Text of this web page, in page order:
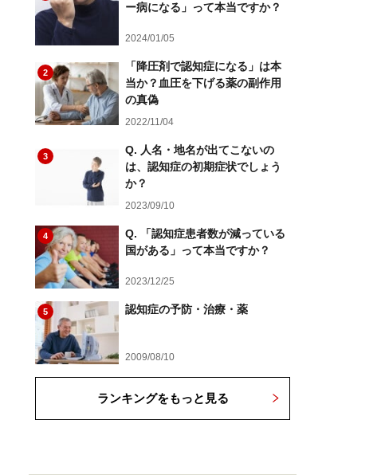
ー病になる」って本当ですか？
2024/01/05
2
「降圧剤で認知症になる」は本
当か？血圧を下げる薬の副作用
の真偽
2022/11/04
3
Q. 人名・地名が出てこないの
は、認知症の初期症状でしょう
か？
2023/09/10
4
Q. 「認知症患者数が減っている
国がある」って本当ですか？
2023/12/25
5 認知症の予防・治療・薬
2009/08/10
ランキングをもっと見る